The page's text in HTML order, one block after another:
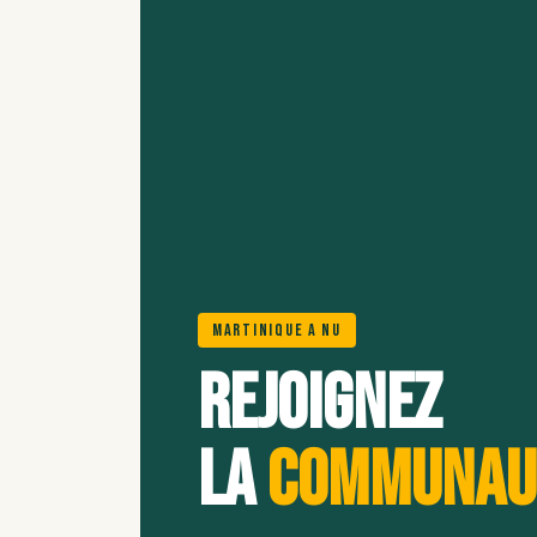
Martinique A Nu
Rejoignez
la